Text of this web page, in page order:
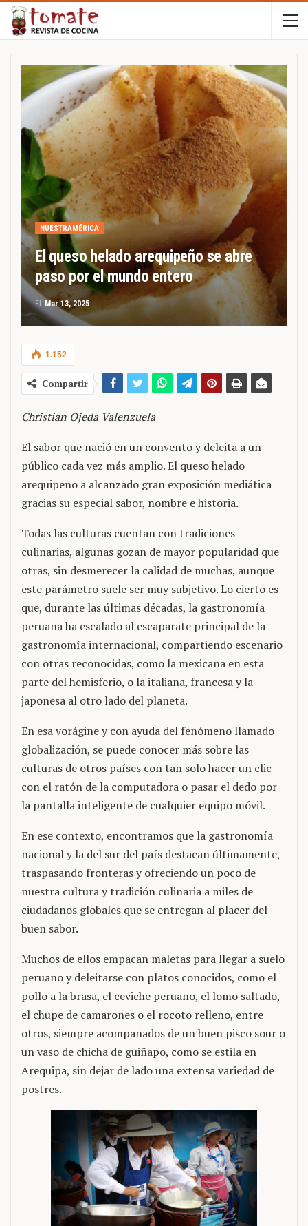
NUESTRAMÉRICA
El queso helado arequipeño se abre
paso por el mundo entero
El Mar 13, 2025
1.152
Compartir
Christian Ojeda Valenzuela
El sabor que nació en un convento y deleita a un
público cada vez más amplio. El queso helado
arequipeño a alcanzado gran exposición mediática
gracias su especial sabor, nombre e historia.
Todas las culturas cuentan con tradiciones
culinarias, algunas gozan de mayor popularidad que
otras, sin desmerecer la calidad de muchas, aunque
este parámetro suele ser muy subjetivo. Lo cierto es
que, durante las últimas décadas, la gastronomía
peruana ha escalado al escaparate principal de la
gastronomía internacional, compartiendo escenario
con otras reconocidas, como la mexicana en esta
parte del hemisferio, o la italiana, francesa y la
japonesa al otro lado del planeta.
En esa vorágine y con ayuda del fenómeno llamado
globalización, se puede conocer más sobre las
culturas de otros países con tan solo hacer un clic
con el ratón de la computadora o pasar el dedo por
la pantalla inteligente de cualquier equipo móvil.
En ese contexto, encontramos que la gastronomía
nacional y la del sur del país destacan últimamente,
traspasando fronteras y ofreciendo un poco de
nuestra cultura y tradición culinaria a miles de
ciudadanos globales que se entregan al placer del
buen sabor.
Muchos de ellos empacan maletas para llegar a suelo
peruano y deleitarse con platos conocidos, como el
pollo a la brasa, el ceviche peruano, el lomo saltado,
el chupe de camarones o el rocoto relleno, entre
otros, siempre acompañados de un buen pisco sour o
un vaso de chicha de guiñapo, como se estila en
Arequipa, sin dejar de lado una extensa variedad de
postres.